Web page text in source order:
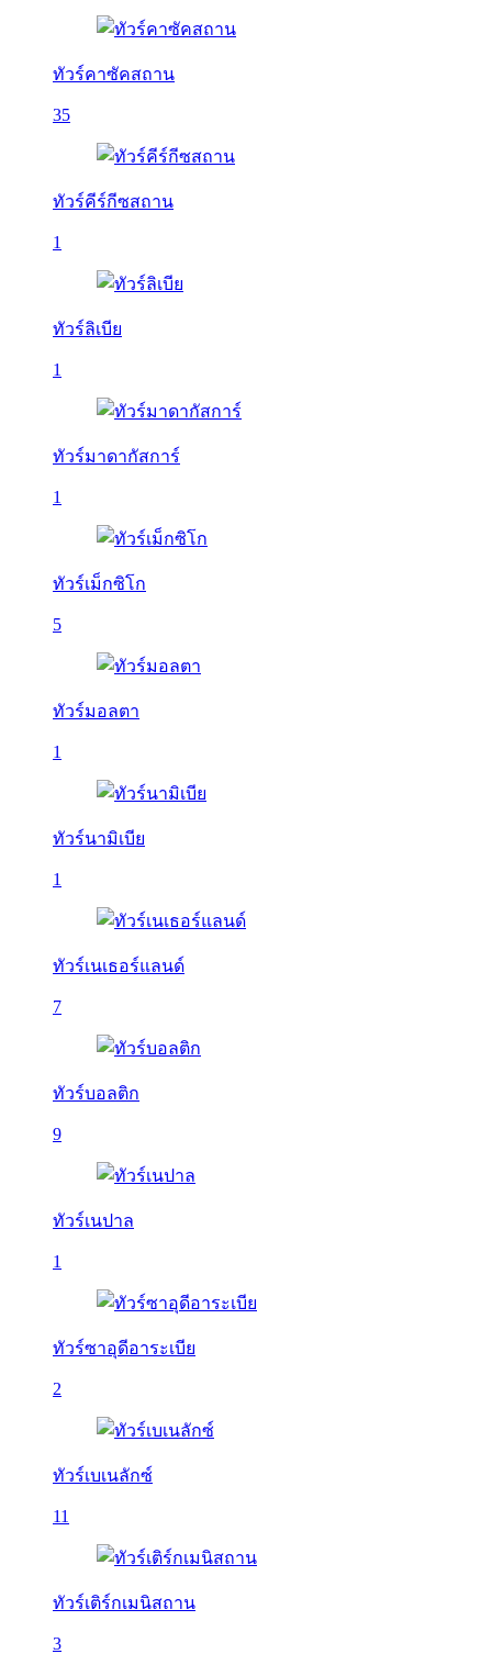
ทัวร์คาซัคสถาน
35
ทัวร์คีร์กีซสถาน
1
ทัวร์ลิเบีย
1
ทัวร์มาดากัสการ์
1
ทัวร์เม็กซิโก
5
ทัวร์มอลตา
1
ทัวร์นามิเบีย
1
ทัวร์เนเธอร์แลนด์
7
ทัวร์บอลติก
9
ทัวร์เนปาล
1
ทัวร์ซาอุดีอาระเบีย
2
ทัวร์เบเนลักซ์
11
ทัวร์เติร์กเมนิสถาน
3